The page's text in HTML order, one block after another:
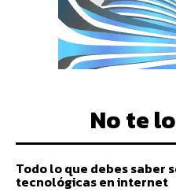
No te
Todo lo que debes saber
tecnológicas en internet